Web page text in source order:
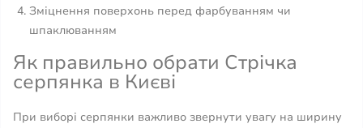
Зміцнення поверхонь перед фарбуванням чи
шпаклюванням
Як правильно обрати Стрічка
серпянка в Києві
При виборі серпянки важливо звернути увагу на ширину